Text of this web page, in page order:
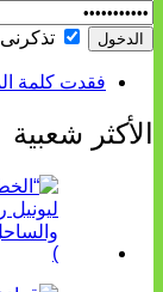
تذكرنى
فقدت كلمة
الأكثر شعبية